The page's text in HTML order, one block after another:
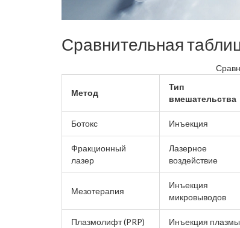
Сравнительная
Метод
Тип
вмешательства
Ботокс Инъекция
Фракционный
лазер
Лазерное
воздействие
Мезотерапия
Инъекция
микровыводов
Плазмолифт (PRP) Инъекция плазмы